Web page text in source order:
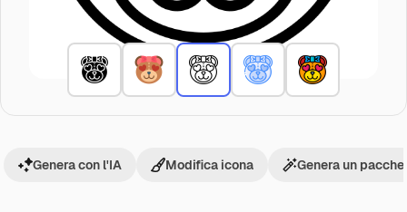
Genera con l'IA Modifica icona Genera un